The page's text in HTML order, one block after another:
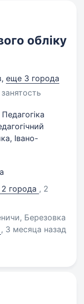
обліку
, еще 3 города
Івано-
города , 2
Березовка
, 3 месяца назад